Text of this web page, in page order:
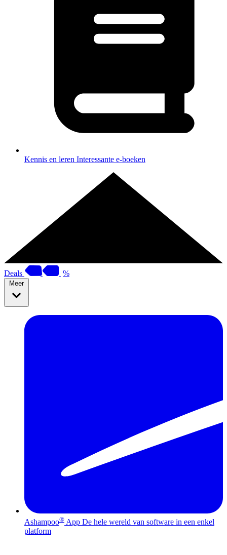
Kennis en leren Interessante e-boeken
Deals %
Meer
Ashampoo® App De hele wereld van software in een enkel
platform